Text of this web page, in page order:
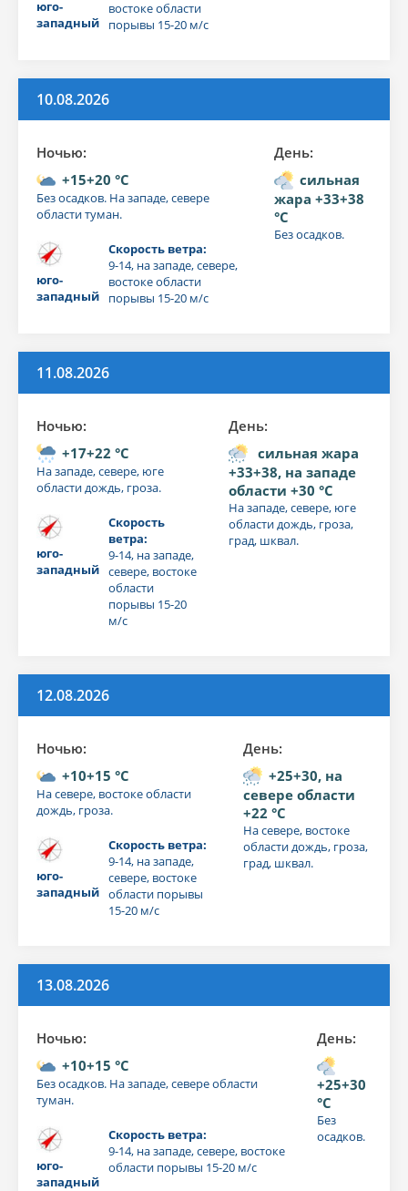
юго-
западный
востоке области
порывы 15-20 м/с
10.08.2026
Ночью:
+15+20 °C
Без осадков. На западе, севере
области туман.
юго-
западный
Скорость ветра:
9-14, на западе, севере,
востоке области
порывы 15-20 м/с
День:
сильная
жара +33+38
°C
Без осадков.
11.08.2026
Ночью:
+17+22 °C
На западе, севере, юге
области дождь, гроза.
юго-
западный
Скорость
ветра:
9-14, на западе,
севере, востоке
области
порывы 15-20
м/с
День:
сильная жара
+33+38, на западе
области +30 °C
На западе, севере, юге
области дождь, гроза,
град, шквал.
12.08.2026
Ночью:
+10+15 °C
На севере, востоке области
дождь, гроза.
юго-
западный
Скорость ветра:
9-14, на западе,
севере, востоке
области порывы
15-20 м/с
День:
+25+30, на
севере области
+22 °C
На севере, востоке
области дождь, гроза,
град, шквал.
13.08.2026
Ночью:
+10+15 °C
Без осадков. На западе, севере области
туман.
юго-
западный
Скорость ветра:
9-14, на западе, севере, востоке
области порывы 15-20 м/с
День:
+25+30
°C
Без
осадков.